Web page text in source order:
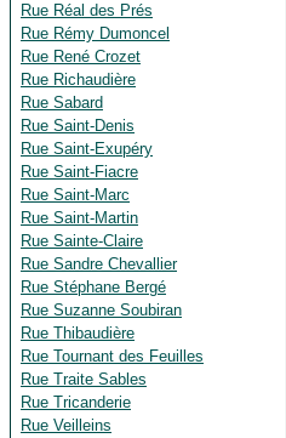
Rue Réal des Prés
Rue Rémy Dumoncel
Rue René Crozet
Rue Richaudière
Rue Sabard
Rue Saint-Denis
Rue Saint-Exupéry
Rue Saint-Fiacre
Rue Saint-Marc
Rue Saint-Martin
Rue Sainte-Claire
Rue Sandre Chevallier
Rue Stéphane Bergé
Rue Suzanne Soubiran
Rue Thibaudière
Rue Tournant des Feuilles
Rue Traite Sables
Rue Tricanderie
Rue Veilleins